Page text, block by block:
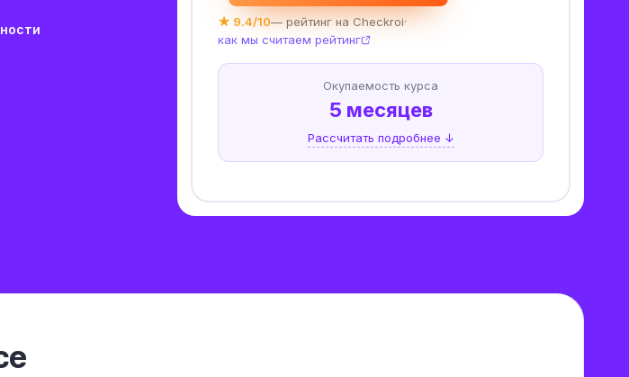
★ 9.4/10— рейтинг на Checkroi·
как мы считаем рейтинг
Окупаемость курса
5 месяцев
Рассчитать подробнее ↓